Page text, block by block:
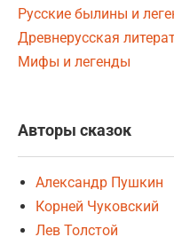
Русские былины и
Древнерусская
Мифы и легенды
Авторы сказок
Александр Пушкин
Корней Чуковский
Лев Толстой